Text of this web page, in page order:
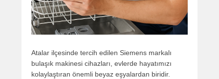
Atalar ilçesinde tercih edilen Siemens markalı
bulaşık makinesi cihazları, evlerde hayatımızı
kolaylaştıran önemli beyaz eşyalardan biridir.